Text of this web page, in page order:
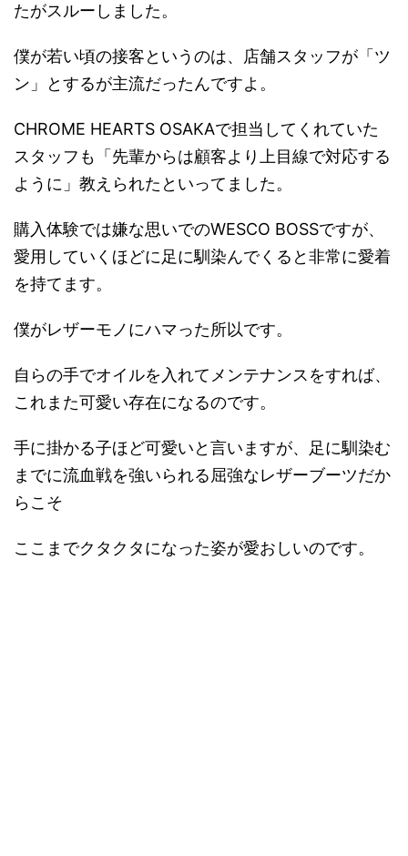
たがスルーしました。
僕が若い頃の接客というのは、店舗スタッフが「ツ
ン」とするが主流だったんですよ。
CHROME HEARTS OSAKAで担当してくれていた
スタッフも「先輩からは顧客より上目線で対応する
ように」教えられたといってました。
購入体験では嫌な思いでのWESCO BOSSですが、
愛用していくほどに足に馴染んでくると非常に愛着
を持てます。
僕がレザーモノにハマった所以です。
自らの手でオイルを入れてメンテナンスをすれば、
これまた可愛い存在になるのです。
手に掛かる子ほど可愛いと言いますが、足に馴染む
までに流血戦を強いられる屈強なレザーブーツだか
らこそ
ここまでクタクタになった姿が愛おしいのです。